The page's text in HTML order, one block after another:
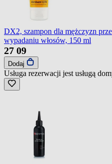
DX2, szampon dla mężczyzn
wypadaniu włosów, 150 ml
27 09
Dodaj
Usługa rezerwacji jest usługą